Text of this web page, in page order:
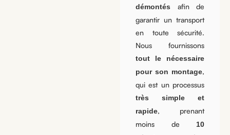
démontés afin de
garantir un transport
en toute sécurité.
Nous fournissons
tout le nécessaire
pour son montage,
qui est un processus
très simple et
rapide, prenant
moins de 10